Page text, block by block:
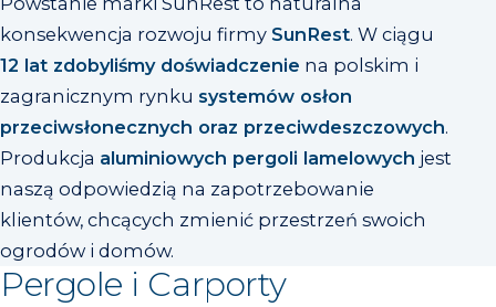
konsekwencja rozwoju firmy SunRest. W ciągu
12 lat zdobyliśmy doświadczenie na polskim i
zagranicznym rynku systemów osłon
przeciwsłonecznych oraz przeciwdeszczowych.
Produkcja aluminiowych pergoli lamelowych jest
naszą odpowiedzią na zapotrzebowanie
klientów, chcących zmienić przestrzeń swoich
ogrodów i domów.
Pergole i Carporty